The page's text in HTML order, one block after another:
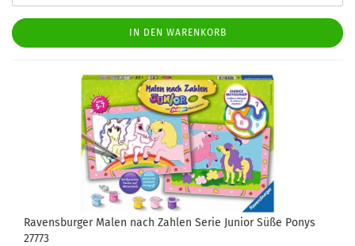
IN DEN WARENKORB
Ravensburger Malen nach Zahlen Serie Junior Süße Ponys
27773